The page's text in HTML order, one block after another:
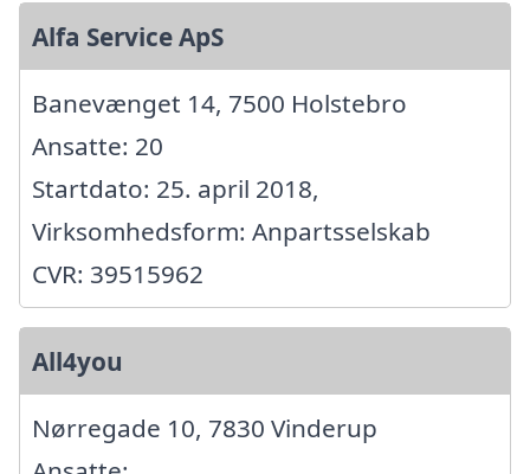
Alfa Service ApS
Banevænget 14, 7500 Holstebro
Ansatte: 20
Startdato: 25. april 2018,
Virksomhedsform: Anpartsselskab
CVR: 39515962
All4you
Nørregade 10, 7830 Vinderup